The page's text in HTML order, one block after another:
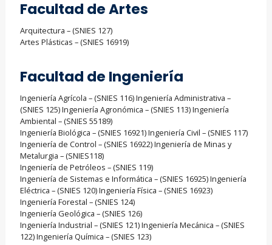
Facultad de Artes
Arquitectura – (SNIES 127)
Artes Plásticas – (SNIES 16919)
Facultad de Ingeniería
Ingeniería Agrícola – (SNIES 116) Ingeniería Administrativa –
(SNIES 125) Ingeniería Agronómica – (SNIES 113) Ingeniería
Ambiental – (SNIES 55189)
Ingeniería Biológica – (SNIES 16921) Ingeniería Civil – (SNIES 117)
Ingeniería de Control – (SNIES 16922) Ingeniería de Minas y
Metalurgia – (SNIES118)
Ingeniería de Petróleos – (SNIES 119)
Ingeniería de Sistemas e Informática – (SNIES 16925) Ingeniería
Eléctrica – (SNIES 120) Ingeniería Física – (SNIES 16923)
Ingeniería Forestal – (SNIES 124)
Ingeniería Geológica – (SNIES 126)
Ingeniería Industrial – (SNIES 121) Ingeniería Mecánica – (SNIES
122) Ingeniería Química – (SNIES 123)